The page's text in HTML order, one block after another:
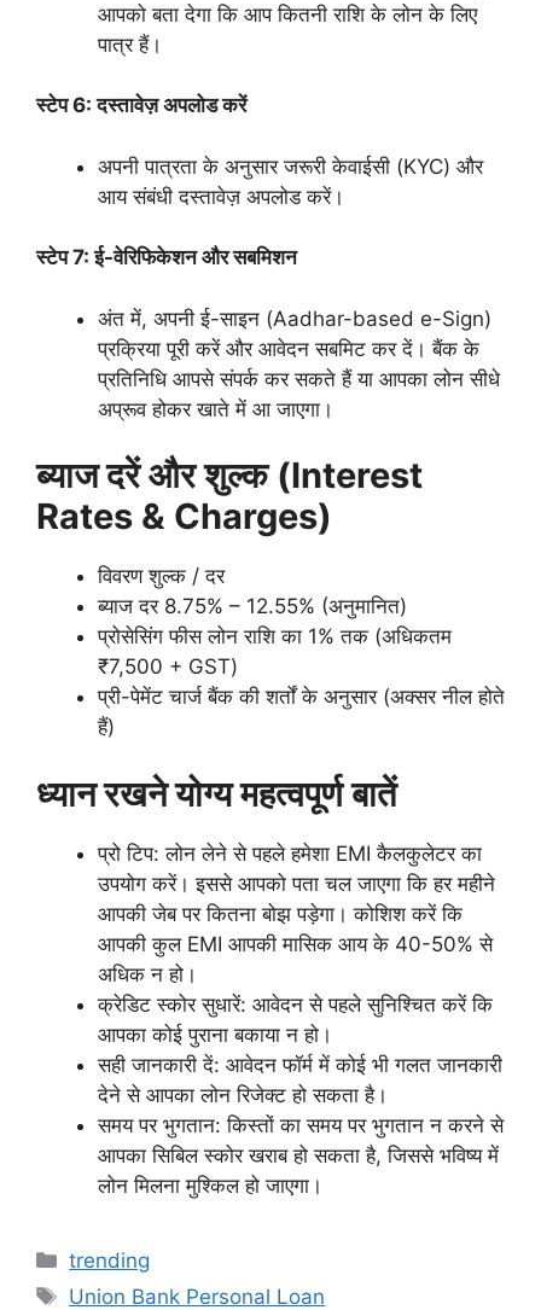
आपको बता देगा कि आप कितनी राशि के लोन के लिए
पात्र हैं।
स्टेप 6: दस्तावेज़ अपलोड करें
अपनी पात्रता के अनुसार जरूरी केवाईसी (KYC) और
आय संबंधी दस्तावेज़ अपलोड करें।
स्टेप 7: ई-वेरिफिकेशन और सबमिशन
अंत में, अपनी ई-साइन (Aadhar-based e-Sign)
प्रक्रिया पूरी करें और आवेदन सबमिट कर दें। बैंक के
प्रतिनिधि आपसे संपर्क कर सकते हैं या आपका लोन सीधे
अप्रूव होकर खाते में आ जाएगा।
ब्याज दरें और शुल्क (Interest
Rates & Charges)
विवरण शुल्क / दर
ब्याज दर 8.75% – 12.55% (अनुमानित)
प्रोसेसिंग फीस लोन राशि का 1% तक (अधिकतम
₹7,500 + GST)
प्री-पेमेंट चार्ज बैंक की शर्तों के अनुसार (अक्सर नील होते
हैं)
ध्यान रखने योग्य महत्वपूर्ण बातें
प्रो टिप: लोन लेने से पहले हमेशा EMI कैलकुलेटर का
उपयोग करें। इससे आपको पता चल जाएगा कि हर महीने
आपकी जेब पर कितना बोझ पड़ेगा। कोशिश करें कि
आपकी कुल EMI आपकी मासिक आय के 40-50% से
अधिक न हो।
क्रेडिट स्कोर सुधारें: आवेदन से पहले सुनिश्चित करें कि
आपका कोई पुराना बकाया न हो।
सही जानकारी दें: आवेदन फॉर्म में कोई भी गलत जानकारी
देने से आपका लोन रिजेक्ट हो सकता है।
समय पर भुगतान: किस्तों का समय पर भुगतान न करने से
आपका सिबिल स्कोर खराब हो सकता है, जिससे भविष्य में
लोन मिलना मुश्किल हो जाएगा।
Categories
trending
Tags
Union Bank Personal Loan